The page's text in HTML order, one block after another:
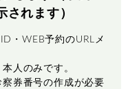
されます）
・WEB予約のURLメ
人のみです。
券番号の作成が必要